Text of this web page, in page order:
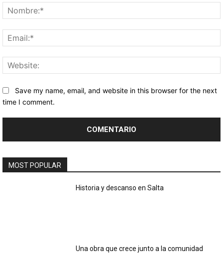
Save my name, email, and website in this browser for the next
time I comment.
MOST POPULAR
Historia y descanso en Salta
Una obra que crece junto a la comunidad